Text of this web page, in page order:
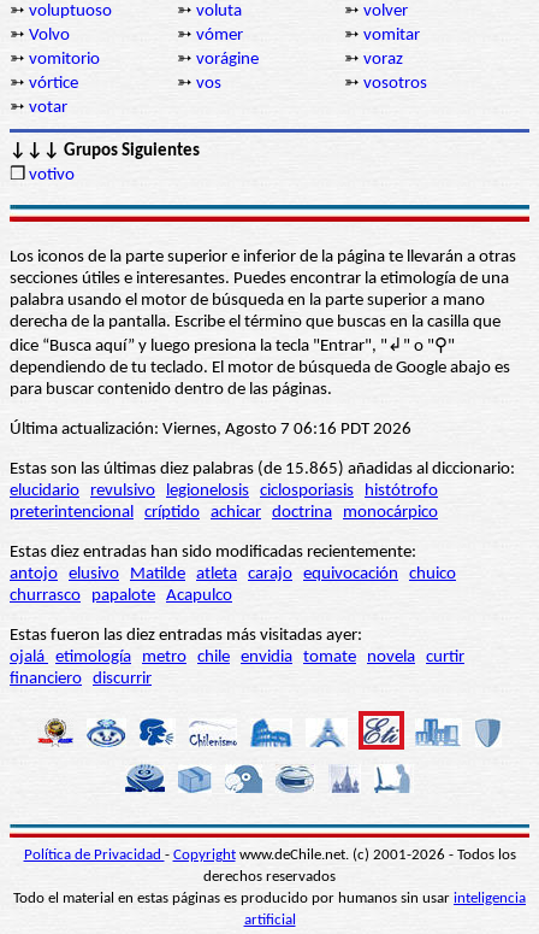
➳ voluptuoso ➳ voluta ➳ volver
➳ Volvo ➳ vómer ➳ vomitar
➳ vomitorio ➳ vorágine ➳ voraz
➳ vórtice ➳ vos ➳ vosotros
➳ votar
↓↓↓ Grupos Siguientes
❒ votivo
Los iconos de la parte superior e inferior de la página te llevarán a otras
secciones útiles e interesantes. Puedes encontrar la etimología de una
palabra usando el motor de búsqueda en la parte superior a mano
derecha de la pantalla. Escribe el término que buscas en la casilla que
dice “Busca aquí” y luego presiona la tecla "Entrar", "↲" o "⚲"
dependiendo de tu teclado. El motor de búsqueda de Google abajo es
para buscar contenido dentro de las páginas.
Última actualización: Viernes, Agosto 7 06:16 PDT 2026
Estas son las últimas diez palabras (de 15.865) añadidas al diccionario:
elucidario
revulsivo legionelosis ciclosporiasis
histótrofo
preterintencional críptido achicar doctrina monocárpico
Estas diez entradas han sido modificadas recientemente:
antojo elusivo Matilde atleta carajo equivocación
chuico
churrasco
papalote Acapulco
Estas fueron las diez entradas más visitadas ayer:
ojalá etimología metro chile envidia tomate novela curtir
financiero discurrir
Política de Privacidad - Copyrightwww.deChile.net. (c) 2001-2026 - Todos los
derechos reservados
Todo el material en estas páginas es producido por humanos sin usar inteligencia
artificial